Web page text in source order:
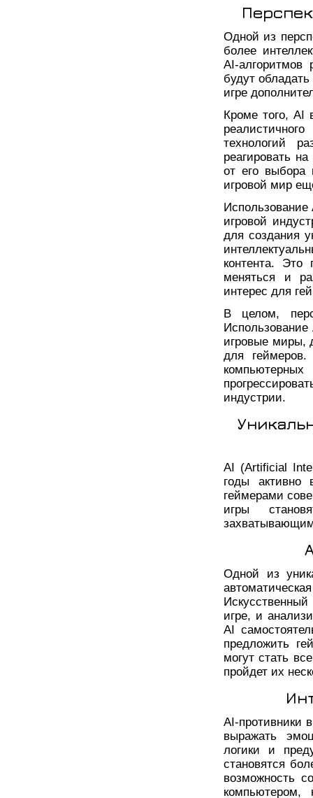
Одной из
более
AI-алгоритмов
будут
игре
Кроме того, AI
технологий
реагировать
от его выбора
игровой мир
Использование
игровой
для создания
контента. Это
меняться и
интерес для
В целом,
игровые миры,
для геймеров.
индустрии.
AI (Artificial
годы активно
геймерами
игры
Одной из
игре, и
AI
предложить
могут стать
пройдет их
AI-противники
выражать
логики и
становятся
возможность
компьютером,